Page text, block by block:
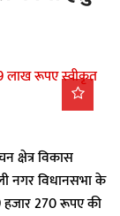
क्षेत्र विकास
नगर विधानसभा के
हजार 270 रूपए की